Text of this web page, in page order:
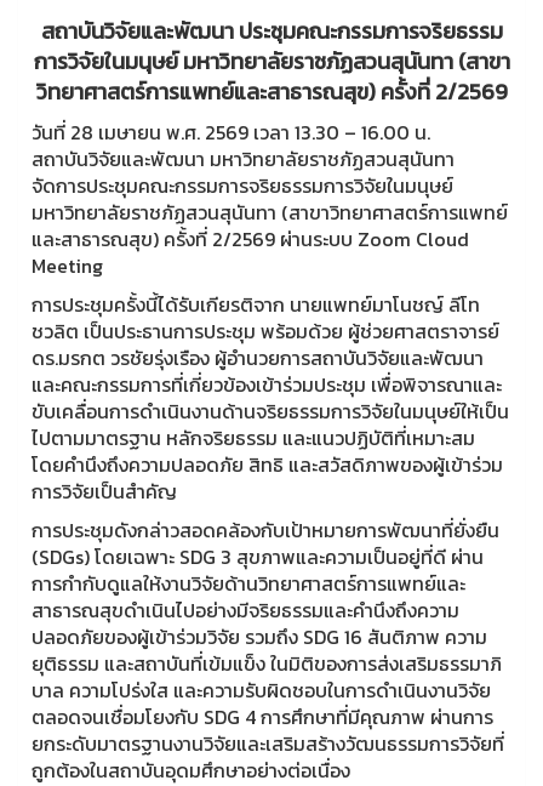
สถาบันวิจัยและพัฒนา ประชุมคณะกรรมการจริยธรรม
การวิจัยในมนุษย์ มหาวิทยาลัยราชภัฏสวนสุนันทา (สาขา
วิทยาศาสตร์การแพทย์และสาธารณสุข) ครั้งที่ 2/2569
วันที่ 28 เมษายน พ.ศ. 2569 เวลา 13.30 – 16.00 น.
สถาบันวิจัยและพัฒนา มหาวิทยาลัยราชภัฏสวนสุนันทา
จัดการประชุมคณะกรรมการจริยธรรมการวิจัยในมนุษย์
มหาวิทยาลัยราชภัฏสวนสุนันทา (สาขาวิทยาศาสตร์การแพทย์
และสาธารณสุข) ครั้งที่ 2/2569 ผ่านระบบ Zoom Cloud
Meeting
การประชุมครั้งนี้ได้รับเกียรติจาก นายแพทย์มาโนชญ์ ลีโท
ชวลิต เป็นประธานการประชุม พร้อมด้วย ผู้ช่วยศาสตราจารย์
ดร.มรกต วรชัยรุ่งเรือง ผู้อำนวยการสถาบันวิจัยและพัฒนา
และคณะกรรมการที่เกี่ยวข้องเข้าร่วมประชุม เพื่อพิจารณาและ
ขับเคลื่อนการดำเนินงานด้านจริยธรรมการวิจัยในมนุษย์ให้เป็น
ไปตามมาตรฐาน หลักจริยธรรม และแนวปฏิบัติที่เหมาะสม
โดยคำนึงถึงความปลอดภัย สิทธิ และสวัสดิภาพของผู้เข้าร่วม
การวิจัยเป็นสำคัญ
การประชุมดังกล่าวสอดคล้องกับเป้าหมายการพัฒนาที่ยั่งยืน
(SDGs) โดยเฉพาะ SDG 3 สุขภาพและความเป็นอยู่ที่ดี ผ่าน
การกำกับดูแลให้งานวิจัยด้านวิทยาศาสตร์การแพทย์และ
สาธารณสุขดำเนินไปอย่างมีจริยธรรมและคำนึงถึงความ
ปลอดภัยของผู้เข้าร่วมวิจัย รวมถึง SDG 16 สันติภาพ ความ
ยุติธรรม และสถาบันที่เข้มแข็ง ในมิติของการส่งเสริมธรรมาภิ
บาล ความโปร่งใส และความรับผิดชอบในการดำเนินงานวิจัย
ตลอดจนเชื่อมโยงกับ SDG 4 การศึกษาที่มีคุณภาพ ผ่านการ
ยกระดับมาตรฐานงานวิจัยและเสริมสร้างวัฒนธรรมการวิจัยที่
ถูกต้องในสถาบันอุดมศึกษาอย่างต่อเนื่อง